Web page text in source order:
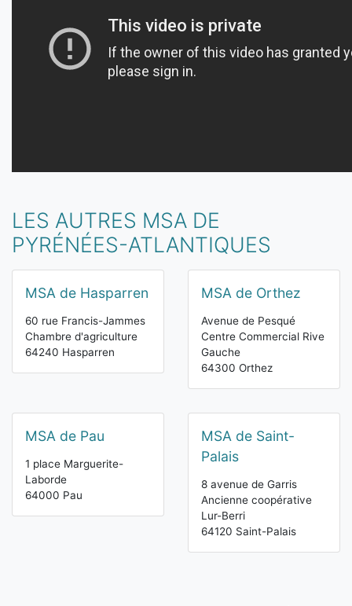
LES AUTRES MSA DE
PYRÉNÉES-ATLANTIQUES
MSA de Hasparren
60 rue Francis-Jammes
Chambre d'agriculture
64240 Hasparren
MSA de Orthez
Avenue de Pesqué
Centre Commercial Rive
Gauche
64300 Orthez
MSA de Pau
1 place Marguerite-
Laborde
64000 Pau
MSA de Saint-
Palais
8 avenue de Garris
Ancienne coopérative
Lur-Berri
64120 Saint-Palais